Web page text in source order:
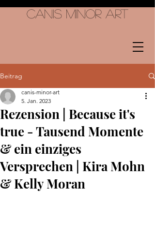
Canis Minor Art
Beitrag
Rezension | Because it's
true - Tausend Momente
& ein einziges
Versprechen | Kira Mohn
& Kelly Moran
canis-minor-art
5. Jan. 2023